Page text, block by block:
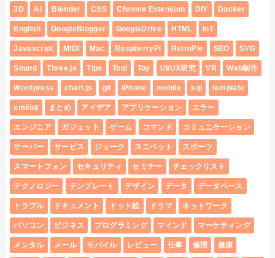
3D AI Blender CSS Chrome Extension DIY Docker
English GoogleBlogger GoogleDrive HTML IoT
Javascript MIDI Mac RaspberryPi RetroPie SEO SVG
Sound Three.js Tips Tool Toy UI/UX研究 VR Web制作
Wordpress chart.js git iPhone mobile sql template
xmllint まとめ アイデア アプリケーション エラー
エンジニア ガジェット ゲーム コマンド コミュニケーション
サーバー サービス ジョーク スニペット スポーツ
スマートフォン セキュリティ セミナー チェックリスト
テクノロジー テンプレート デザイン データ データベース
トラブル ドキュメント ドット絵 ドラマ ネットワーク
パソコン ビジネス プログラミング マインド マーケティング
メンタル メール モバイル レビュー 仕事 修理 健康